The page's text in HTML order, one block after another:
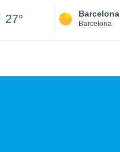
27° Barcelona
Barcelona